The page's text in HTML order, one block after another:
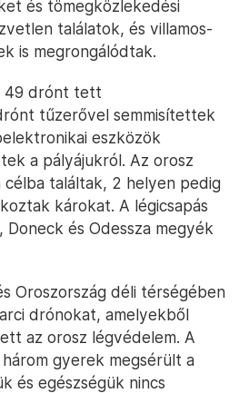
és tömegközlekedési
találatok, és villamos-
is megrongálódtak.
49 drónt tett
tűzerővel semmisítettek
eszközök
a pályájukról. Az orosz
találtak, 2 helyen pedig
károkat. A légicsapás
és Odessza megyék
Oroszország déli térségében
drónokat, amelyekből
az orosz légvédelem. A
gyerek megsérült a
és egészségük nincs